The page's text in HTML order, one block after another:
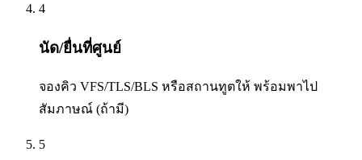
4
นัด/ยื่นที่ศูนย์
จองคิว VFS/TLS/BLS หรือสถานทูตให้ พร้อมพาไป
สัมภาษณ์ (ถ้ามี)
5